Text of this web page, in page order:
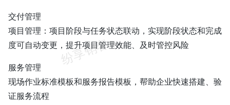
交付管理
项目管理：项目阶段与任务状态联动，实现阶段状态和完成
度可自动变更，提升项目管理效能、及时管控风险
服务管理
现场作业标准模板和服务报告模板，帮助企业快速搭建、验
证服务流程